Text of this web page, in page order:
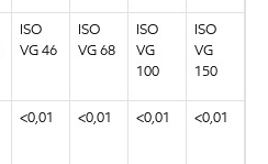
ISO
VG 46
ISO
VG 68
ISO
VG
100
ISO
VG
150
<0,01 <0,01 <0,01 <0,01